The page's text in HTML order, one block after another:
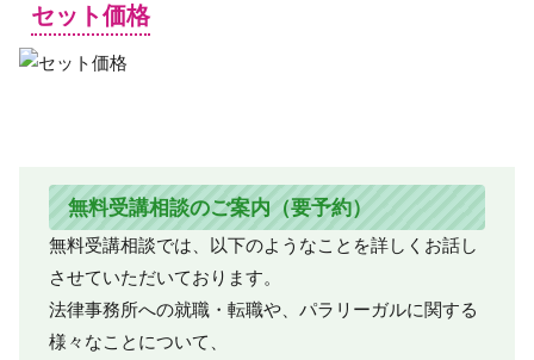
セット価格
無料受講相談のご案内（要予約）
無料受講相談では、以下のようなことを詳しくお話し
させていただいております。
法律事務所への就職・転職や、パラリーガルに関する
様々なことについて、